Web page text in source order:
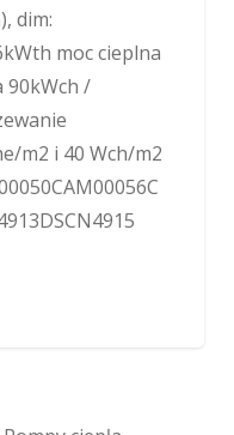
dim:
moc cieplna
90kWch /
m2 i 40 Wch/m2